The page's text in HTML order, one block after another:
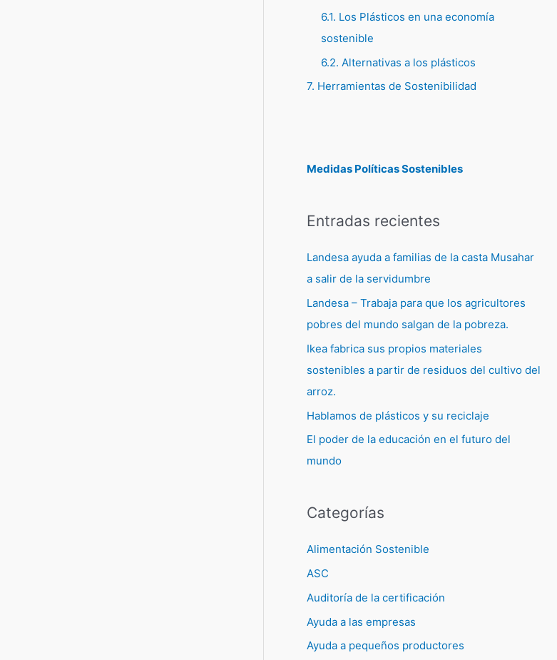
6.1. Los Plásticos en una economía
sostenible
6.2. Alternativas a los plásticos
7. Herramientas de Sostenibilidad
Medidas Políticas Sostenibles
Entradas recientes
Landesa ayuda a familias de la casta Musahar
a salir de la servidumbre
Landesa – Trabaja para que los agricultores
pobres del mundo salgan de la pobreza.
Ikea fabrica sus propios materiales
sostenibles a partir de residuos del cultivo del
arroz.
Hablamos de plásticos y su reciclaje
El poder de la educación en el futuro del
mundo
Categorías
Alimentación Sostenible
ASC
Auditoría de la certificación
Ayuda a las empresas
Ayuda a pequeños productores